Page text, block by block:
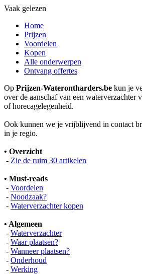
Vaak gelezen
Home
Prijzen
Voordelen
Kopen
Alle onderwerpen
Ontvang offertes
Op Prijzen-Waterontharders.be kun je
over de aanschaf van een waterverzachter
of horecagelegenheid.
Ook kunnen we je vrijblijvend in contact
in je regio.
• Overzicht
- Zie de ruim 30 artikelen
• Must-reads
- Voordelen
- Noodzaak?
- Waterverzachter kopen
• Algemeen
- Waterverzachter
- Waar plaatsen?
- Wanneer plaatsen?
- Onderhoud
- Werking